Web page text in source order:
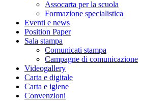
Assocarta per la scuola
Formazione specialistica
Eventi e news
Position Paper
Sala stampa
Comunicati stampa
Campagne di comunicazione
Videogallery
Carta e digitale
Carta e igiene
Convenzioni